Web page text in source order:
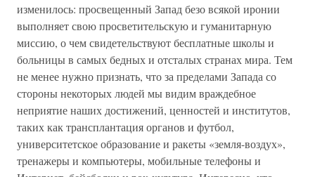
изменилось: просвещенный Запад безо всякой иронии
выполняет свою просветительскую и гуманитарную
миссию, о чем свидетельствуют бесплатные школы и
больницы в самых бедных и отсталых странах мира. Тем
не менее нужно признать, что за пределами Запада со
стороны некоторых людей мы видим враждебное
неприятие наших достижений, ценностей и институтов,
таких как трансплантация органов и футбол,
университетское образование и ракеты «земля-воздух»,
тренажеры и компьютеры, мобильные телефоны и